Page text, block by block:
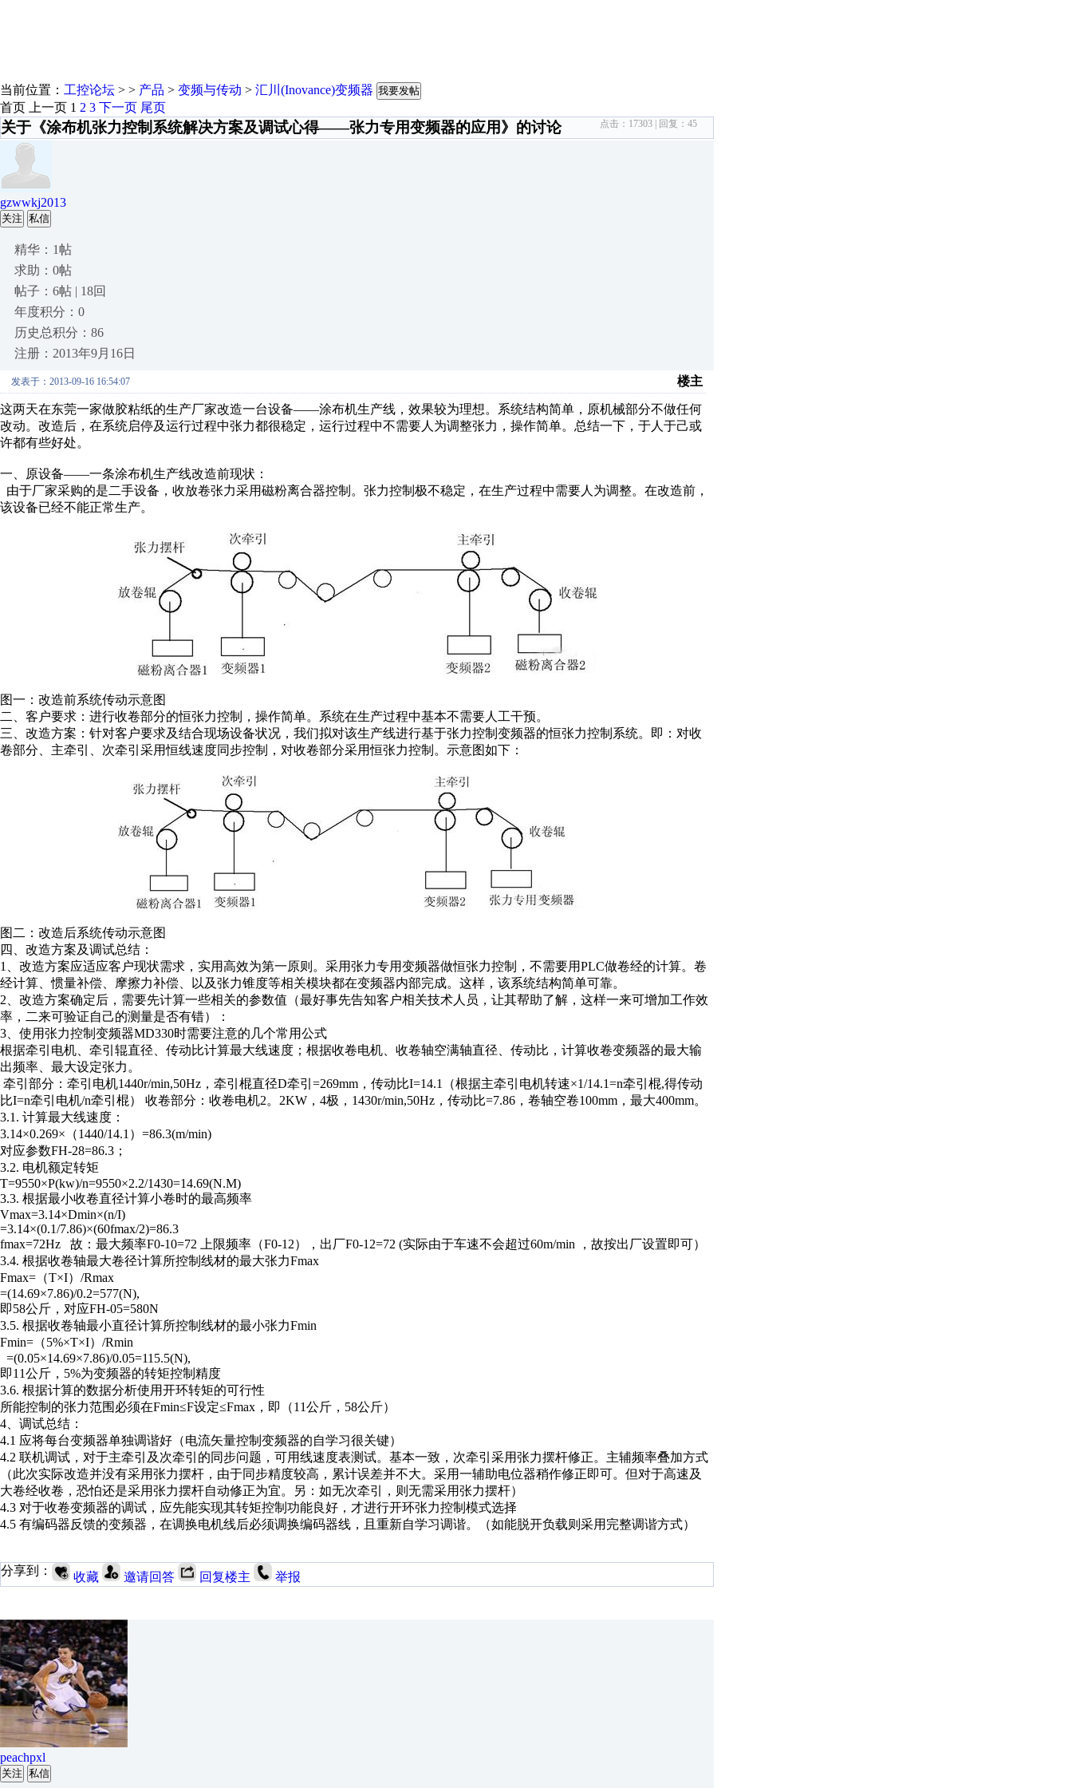
当前位置： 工控论坛 > > 产品 > 变频与传动 > 汇川(Inovance)变频器 我要发帖
首页 上一页 1 2 3 下一页 尾页
关于《涂布机张力控制系统解决方案及调试心得——张力专用变频器的应用》的讨论 点击： 17303 | 回复： 45
gzwwkj2013
关注 私信
精华：1帖
求助：0帖
帖子：6帖 | 18回
年度积分：0
历史总积分：86
注册：2013年9月16日
发表于：2013-09-16 16:54:07 楼主
这两天在东莞一家做胶粘纸的生产厂家改造一台设备——涂布机生产线，效果较为理想。系统结构简单，原机械部分不做任何
改动。改造后，在系统启停及运行过程中张力都很稳定，运行过程中不需要人为调整张力，操作简单。总结一下，于人于己或
许都有些好处。
一、原设备——一条涂布机生产线改造前现状：
由于厂家采购的是二手设备，收放卷张力采用磁粉离合器控制。张力控制极不稳定，在生产过程中需要人为调整。在改造前，
该设备已经不能正常生产。
图一：改造前系统传动示意图
二、客户要求：进行收卷部分的恒张力控制，操作简单。系统在生产过程中基本不需要人工干预。
三、改造方案：针对客户要求及结合现场设备状况，我们拟对该生产线进行基于张力控制变频器的恒张力控制系统。即：对收
卷部分、主牵引、次牵引采用恒线速度同步控制，对收卷部分采用恒张力控制。示意图如下：
图二：改造后系统传动示意图
四、改造方案及调试总结：
1、改造方案应适应客户现状需求，实用高效为第一原则。采用张力专用变频器做恒张力控制，不需要用PLC做卷经的计算。卷
经计算、惯量补偿、摩擦力补偿、以及张力锥度等相关模块都在变频器内部完成。这样，该系统结构简单可靠。
2、改造方案确定后，需要先计算一些相关的参数值（最好事先告知客户相关技术人员，让其帮助了解，这样一来可增加工作效
率，二来可验证自己的测量是否有错）：
3、使用张力控制变频器MD330时需要注意的几个常用公式
根据牵引电机、牵引辊直径、传动比计算最大线速度；根据收卷电机、收卷轴空满轴直径、传动比，计算收卷变频器的最大输
出频率、最大设定张力。
牵引部分：牵引电机1440r/min,50Hz，牵引棍直径D牵引=269mm，传动比I=14.1（根据主牵引电机转速×1/14.1=n牵引棍,得传动
比I=n牵引电机/n牵引棍） 收卷部分：收卷电机2。2KW，4极，1430r/min,50Hz，传动比=7.86，卷轴空卷100mm，最大400mm。
3.1. 计算最大线速度：
3.14×0.269×（1440/14.1）=86.3(m/min)
对应参数FH-28=86.3；
3.2. 电机额定转矩
T=9550×P(kw)/n=9550×2.2/1430=14.69(N.M)
3.3. 根据最小收卷直径计算小卷时的最高频率
Vmax=3.14×Dmin×(n/I)
=3.14×(0.1/7.86)×(60fmax/2)=86.3
fmax=72Hz 故：最大频率F0-10=72 上限频率（F0-12），出厂F0-12=72 (实际由于车速不会超过60m/min ，故按出厂设置即可）
3.4. 根据收卷轴最大卷径计算所控制线材的最大张力Fmax
Fmax=（T×I）/Rmax
=(14.69×7.86)/0.2=577(N),
即58公斤，对应FH-05=580N
3.5. 根据收卷轴最小直径计算所控制线材的最小张力Fmin
Fmin=（5%×T×I）/Rmin
=(0.05×14.69×7.86)/0.05=115.5(N),
即11公斤，5%为变频器的转矩控制精度
3.6. 根据计算的数据分析使用开环转矩的可行性
所能控制的张力范围必须在Fmin≤F设定≤Fmax，即（11公斤，58公斤）
4、调试总结：
4.1 应将每台变频器单独调谐好（电流矢量控制变频器的自学习很关键）
4.2 联机调试，对于主牵引及次牵引的同步问题，可用线速度表测试。基本一致，次牵引采用张力摆杆修正。主辅频率叠加方式
（此次实际改造并没有采用张力摆杆，由于同步精度较高，累计误差并不大。采用一辅助电位器稍作修正即可。但对于高速及
大卷经收卷，恐怕还是采用张力摆杆自动修正为宜。另：如无次牵引，则无需采用张力摆杆）
4.3 对于收卷变频器的调试，应先能实现其转矩控制功能良好，才进行开环张力控制模式选择
4.5 有编码器反馈的变频器，在调换电机线后必须调换编码器线，且重新自学习调谐。（如能脱开负载则采用完整调谐方式）
分享到： 收藏 邀请回答 回复楼主 举报
peachpxl
关注 私信